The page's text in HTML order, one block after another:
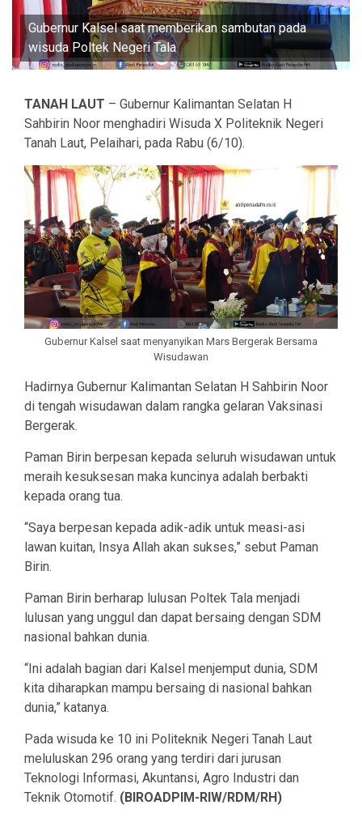
Gubernur Kalsel saat memberikan sambutan pada
wisuda Poltek Negeri Tala
TANAH LAUT – Gubernur Kalimantan Selatan H
Sahbirin Noor menghadiri Wisuda X Politeknik Negeri
Tanah Laut, Pelaihari, pada Rabu (6/10).
Gubernur Kalsel saat menyanyikan Mars Bergerak Bersama
Wisudawan
Hadirnya Gubernur Kalimantan Selatan H Sahbirin Noor
di tengah wisudawan dalam rangka gelaran Vaksinasi
Bergerak.
Paman Birin berpesan kepada seluruh wisudawan untuk
meraih kesuksesan maka kuncinya adalah berbakti
kepada orang tua.
“Saya berpesan kepada adik-adik untuk measi-asi
lawan kuitan, Insya Allah akan sukses,” sebut Paman
Birin.
Paman Birin berharap lulusan Poltek Tala menjadi
lulusan yang unggul dan dapat bersaing dengan SDM
nasional bahkan dunia.
“Ini adalah bagian dari Kalsel menjemput dunia, SDM
kita diharapkan mampu bersaing di nasional bahkan
dunia,” katanya.
Pada wisuda ke 10 ini Politeknik Negeri Tanah Laut
meluluskan 296 orang yang terdiri dari jurusan
Teknologi Informasi, Akuntansi, Agro Industri dan
Teknik Otomotif. (BIROADPIM-RIW/RDM/RH)